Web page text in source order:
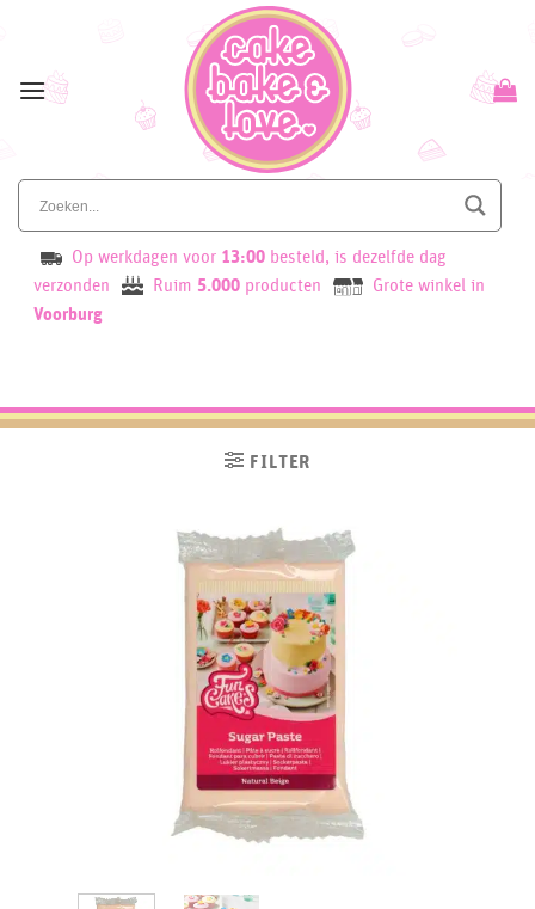
content
Op werkdagen voor 13:00 besteld, is dezelfde dag
verzonden
Ruim 5.000 producten
Grote winkel in
Voorburg
FILTER